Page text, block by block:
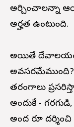
అర్చించాలన్నా
అర్హత ఉంటుంది.
అయితే
అవసరమేముంది?
తరంగాలు
అందుకే -
అంద రూ